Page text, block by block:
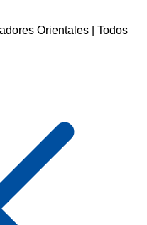
Orientales | Todos